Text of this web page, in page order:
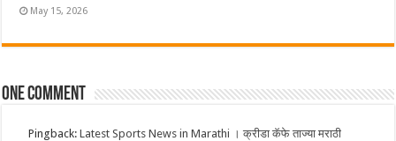
May 15, 2026
One comment
Pingback:Latest Sports News in Marathi । क्रीडा कॅफे ताज्या मराठी